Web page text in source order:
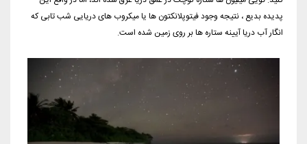
پدیده بدیع ، نتیجه وجود فیتوپلانکتون ها یا میکروب های دریایی شب تابی که
انگار آب دریا آیینه ستاره ها بر روی زمین شده است.